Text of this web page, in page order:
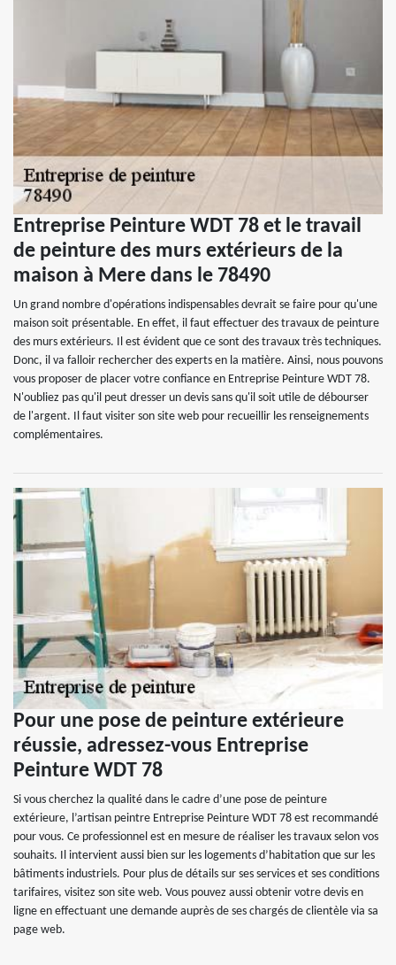
Entreprise Peinture WDT 78 et le travail
de peinture des murs extérieurs de la
maison à Mere dans le 78490
Un grand nombre d'opérations indispensables devrait se faire pour qu'une
maison soit présentable. En effet, il faut effectuer des travaux de peinture
des murs extérieurs. Il est évident que ce sont des travaux très techniques.
Donc, il va falloir rechercher des experts en la matière. Ainsi, nous pouvons
vous proposer de placer votre confiance en Entreprise Peinture WDT 78.
N'oubliez pas qu'il peut dresser un devis sans qu'il soit utile de débourser
de l'argent. Il faut visiter son site web pour recueillir les renseignements
complémentaires.
Pour une pose de peinture extérieure
réussie, adressez-vous Entreprise
Peinture WDT 78
Si vous cherchez la qualité dans le cadre d’une pose de peinture
extérieure, l’artisan peintre Entreprise Peinture WDT 78 est recommandé
pour vous. Ce professionnel est en mesure de réaliser les travaux selon vos
souhaits. Il intervient aussi bien sur les logements d’habitation que sur les
bâtiments industriels. Pour plus de détails sur ses services et ses conditions
tarifaires, visitez son site web. Vous pouvez aussi obtenir votre devis en
ligne en effectuant une demande auprès de ses chargés de clientèle via sa
page web.